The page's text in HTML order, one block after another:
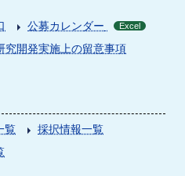
公募カレンダー Excel
究開発実施上の留意事項
覧
採択情報一覧